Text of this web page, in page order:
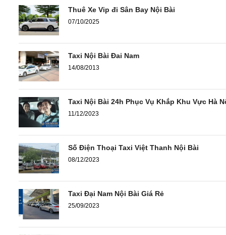
Thuê Xe Vip đi Sân Bay Nội Bài
07/10/2025
Taxi Nội Bài Đai Nam
14/08/2013
Taxi Nội Bài 24h Phục Vụ Khắp Khu Vực Hà
11/12/2023
Số Điện Thoại Taxi Việt Thanh Nội Bài
08/12/2023
Taxi Đại Nam Nội Bài Giá Rẻ
25/09/2023